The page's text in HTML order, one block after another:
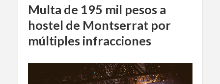
Multa de 195 mil pesos a
hostel de Montserrat por
múltiples infracciones